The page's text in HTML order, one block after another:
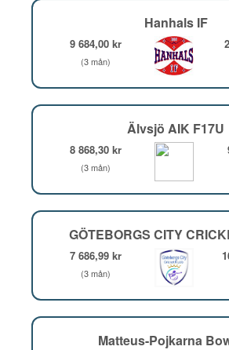
Hanhals IF
9 684,00 kr
(3 mån)
Älvsjö AIK F17U
8 868,30 kr
(3 mån)
GÖTEBORGS CITY
7 686,99 kr
(3 mån)
Matteus-Pojkarna